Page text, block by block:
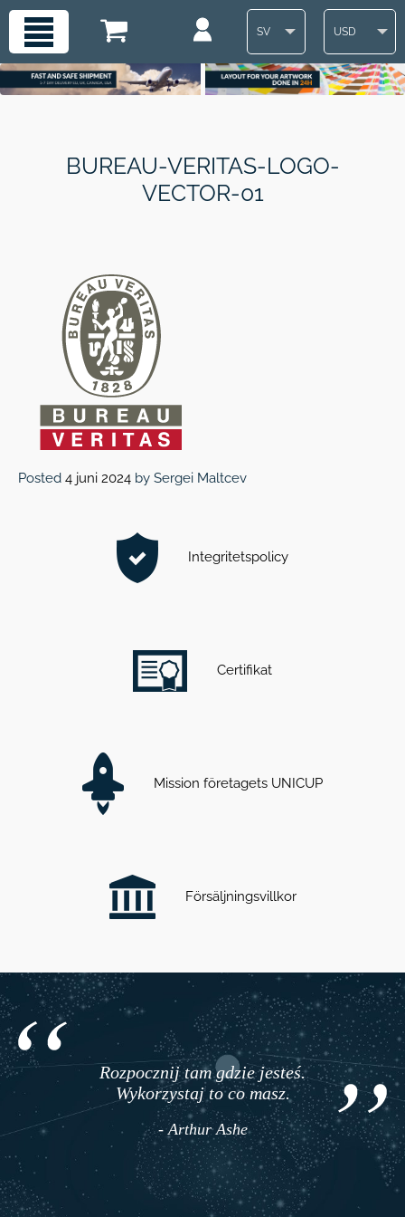
SV USD
BUREAU-VERITAS-LOGO-
VECTOR-01
Posted 4 juni 2024 by Sergei Maltcev
Integritetspolicy
Certifikat
Mission företagets UNICUP
Försäljningsvillkor
Rozpocznij tam gdzie jesteś.
Wykorzystaj to co masz.
- Arthur Ashe